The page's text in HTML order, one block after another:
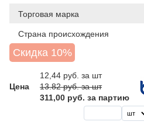
Торговая марка
Страна происхождения
Скидка 10%
Цена
12,44 руб. за шт
13.82 руб. за шт
311,00 руб. за партию